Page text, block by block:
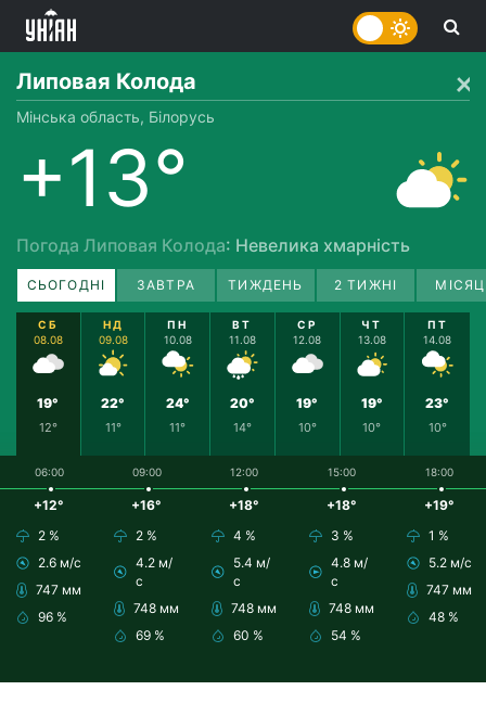
Липовая Колода
Мінська область, Білорусь
+13°
Погода Липовая Колода: Невелика хмарність
СЬОГОДНІ ЗАВТРА ТИЖДЕНЬ 2 ТИЖНІ
СБ
08.08
19°
12°
НД
09.08
22°
11°
ПН
10.08
24°
11°
ВТ
11.08
20°
14°
СР
12.08
19°
10°
ЧТ
13.08
19°
10°
ПТ
14.08
23°
10°
06:00
+12°
2 %
2.6 м/с
747 мм
96 %
09:00
+16°
2 %
4.2 м/
с
748 мм
69 %
12:00
+18°
4 %
5.4 м/
с
748 мм
60 %
15:00
+18°
3 %
4.8 м/
с
748 мм
54 %
18:00
+19°
1 %
5.2 м/с
747 мм
48 %